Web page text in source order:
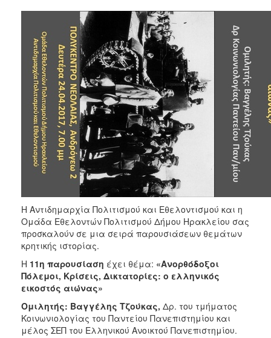
2010
ΠΟΛΙΤΙΣΜΟΣ
ΑΝΘΕΚΤΙΚΗ
Η Αντιδημαρχία Πολιτισμού και Εθελοντισμού και η
Ομάδα Εθελοντών Πολιτισμού Δήμου Ηρακλείου σας
προσκαλούν σε μια σειρά παρουσιάσεων θεμάτων
κρητικής ιστορίας.
Η 11η παρουσίαση έχει θέμα: «Ανορθόδοξοι
Πόλεμοι, Κρίσεις, Δικτατορίες: ο ελληνικός
εικοστός αιώνας»
Ομιλητής: Βαγγέλης Τζούκας, Δρ. του τμήματος
Κοινωνιολογίας του Παντείου Πανεπιστημίου και
μέλος ΣΕΠ του Ελληνικού Ανοικτού Πανεπιστημίου.